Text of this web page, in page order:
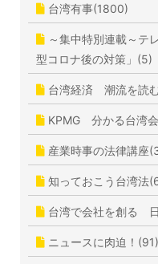
台湾有事(1800)
～集中特別連載～テ
型コロナ後の対策」(5)
台湾経済 潮流を読
KPMG 分かる台湾
産業時事の法律講座
知っておこう台湾法
台湾で会社を創る
ニュースに肉迫！(91)